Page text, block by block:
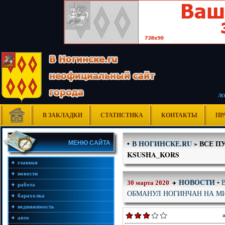
В ЗАКЛАДКИ СТАТИСТИКА КОНТАКТЫ
МЕНЮ САЙТА
главная
новости
работа
барахолка
недвижимость
авто
•В НОГИНСКЕ.RU» ВСЕ
KSUSHA_KORS
30 марта 2020 НОВОСТИ •
ОБМАНУЛ НОГИНЧАН НА